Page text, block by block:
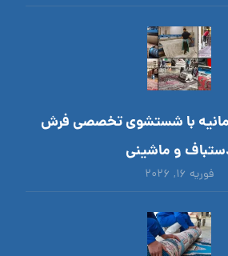
با شستشوی تخصصی فرش
و ماشینی
فوریه ۱۶, ۲۰۲۶